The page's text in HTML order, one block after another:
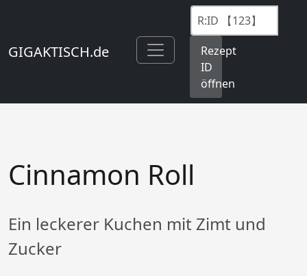
GIGAKTISCH.de
Rezept
ID
öffnen
Cinnamon Roll
Ein leckerer Kuchen mit Zimt und
Zucker